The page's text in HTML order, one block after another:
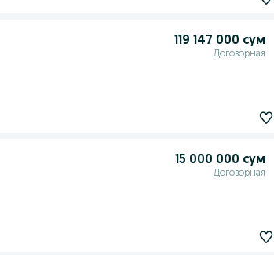
119 147 000 сум
Договорная
15 000 000 сум
Договорная